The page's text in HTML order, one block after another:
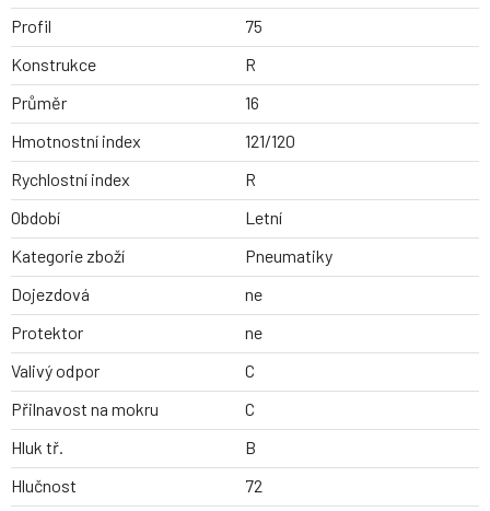
Profil
75
Konstrukce
R
Průměr
16
Hmotnostní index
121/120
Rychlostní index
R
Období
Letní
Kategorie zboží
Pneumatiky
Dojezdová
ne
Protektor
ne
Valivý odpor
C
Přilnavost na mokru
C
Hluk tř.
B
Hlučnost
72